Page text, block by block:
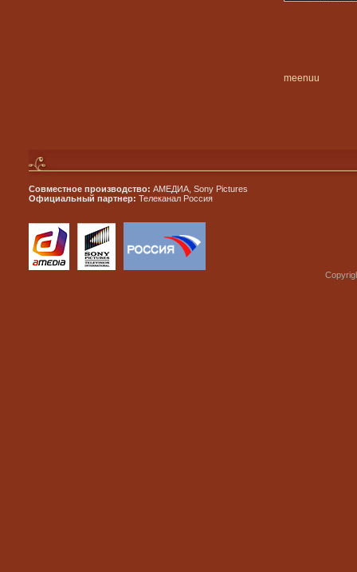
meenuu
Совместное производство: АМЕДИА, Sony Pictures
Официальный партнер: Телеканал Россия